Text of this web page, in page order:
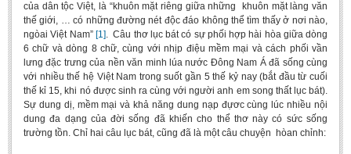
Studies on Sinology & Nom
Vietnamese and Japanese Literature Viewed from an East Asian
Perspective
To Build a Standard Orthography in Schools and the Media
80 Years of New Poetry and the Self-Reliant Literary Group
ALUMNI
của dân tộc Việt, là “khuôn mặt riêng giữa những khuôn mặt làng văn
thế giới, … có những đường nét độc đáo không thể tìm thấy ở nơi nào,
ngòai Việt Nam” [1]. Câu thơ lục bát có sự phối hợp hài hòa giữa dòng
6 chữ và dòng 8 chữ, cùng với nhịp điệu mềm mại và cách phối vần
lưng đặc trưng của nền văn minh lúa nước Đông Nam Á đã sống cùng
với nhiều thế hệ Việt Nam trong suốt gần 5 thế kỷ nay (bắt đầu từ cuối
thế kỉ 15, khi nó được sinh ra cùng với người anh em song thất lục bát).
Sự dung dị, mềm mại và khả năng dung nạp đựơc cùng lúc nhiều nội
dung đa dạng của đời sống đã khiến cho thể thơ này có sức sống
trường tồn. Chỉ hai câu lục bát, cũng đã là một câu chuyện hòan chỉnh: